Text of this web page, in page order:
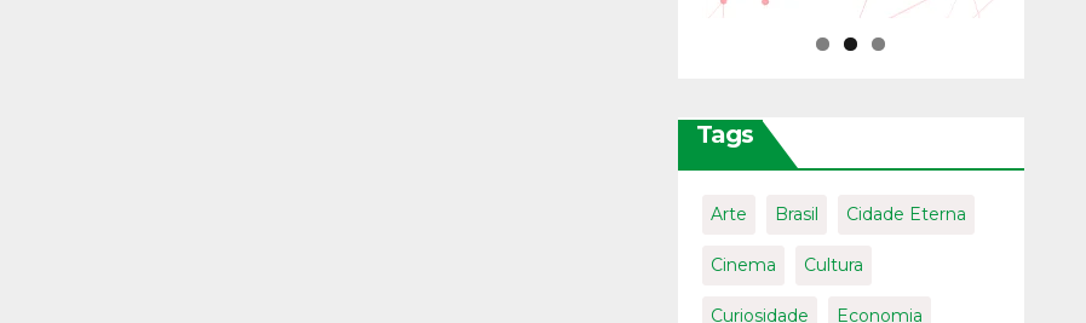
Tags
Arte Brasil Cidade Eterna
Cinema Cultura
Curiosidade Economia